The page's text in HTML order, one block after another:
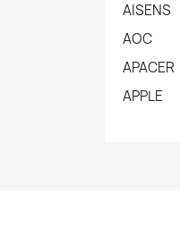
AISENS
AOC
APACER
APPLE